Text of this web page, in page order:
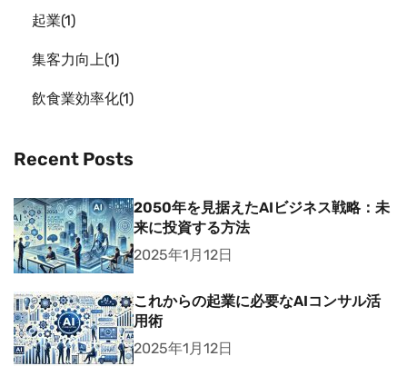
起業 1
集客力向上 1
飲食業効率化 1
Recent Posts
2050年を見据えたAIビジネス戦略：未
来に投資する方法
2025年1月12日
これからの起業に必要なAIコンサル活
用術
2025年1月12日